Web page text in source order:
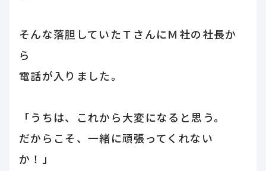
そんな落胆していたＴさんにＭ社の社長か
ら
電話が入りました。
「うちは、これから大変になると思う。
だからこそ、一緒に頑張ってくれない
か！」